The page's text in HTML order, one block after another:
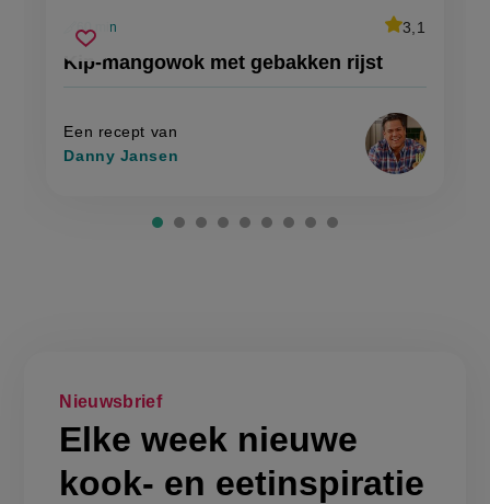
Kip-mangowok met gebakken rijst
voorbereidingstijd
60 min
average
3,1
Beoordeel
met
rijst'
Een recept van
Danny Jansen
Sla
recept
kip-
mangowok
met
rijst
Nieuwsbrief
Elke week nieuwe
kook- en eetinspiratie